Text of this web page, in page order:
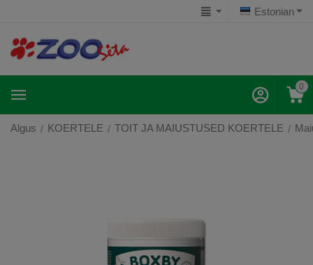
Estonian
0
Algus / KOERTELE / TOIT JA MAIUSTUSED KOERTELE /